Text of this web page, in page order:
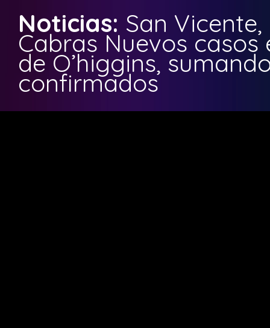
Noticias: San
Cabras Nuevos casos
de O’higgins,
confirmados